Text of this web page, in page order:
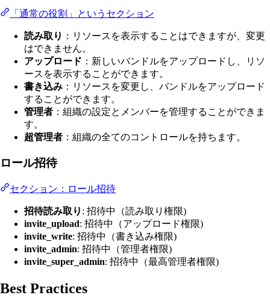
「通常の役割」というセクション
読み取り ：リソースを表示することはできますが、変更
はできません。
アップロード ：新しいバンドルをアップロードし、リソ
ースを表示することができます。
書き込み ：リソースを変更し、バンドルをアップロード
することができます。
管理者 ：組織の設定とメンバーを管理することができま
す。
超管理者 ：組織の全てのコントロールを持ちます。
ロール招待
セクション：ロール招待
招待読み取り : 招待中（読み取り権限)
invite_upload: 招待中（アップロード権限)
invite_write: 招待中（書き込み権限)
invite_admin: 招待中（管理者権限)
invite_super_admin: 招待中（最高管理者権限)
Best Practices